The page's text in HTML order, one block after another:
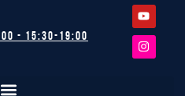
- 15:30-19:00